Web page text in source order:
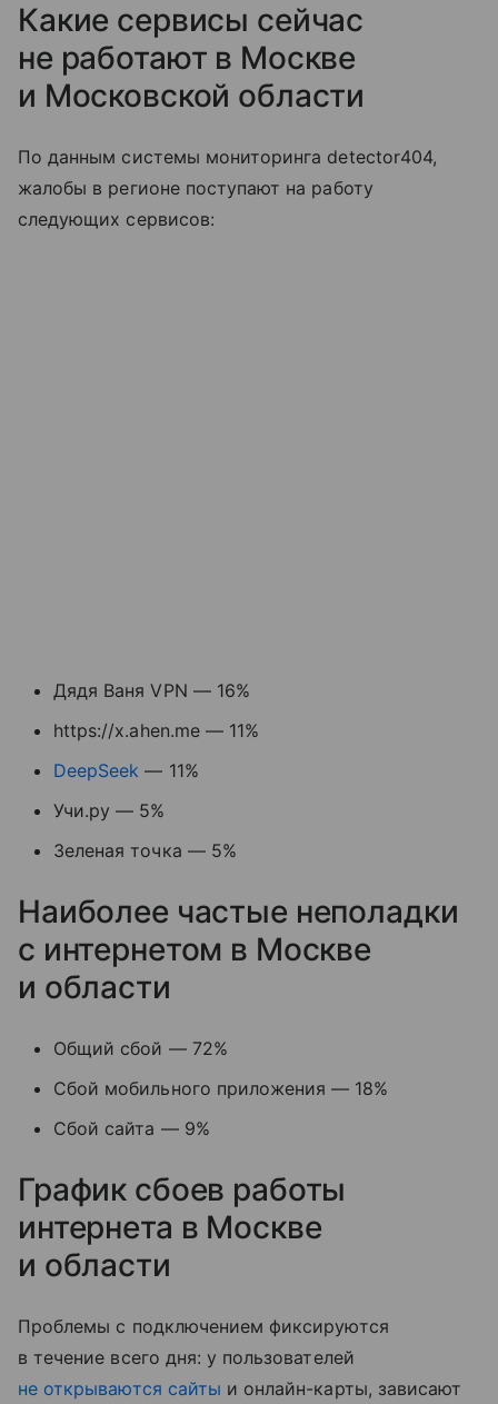
Какие сервисы сейчас
не работают в Москве
и Московской области
По данным системы мониторинга detector404,
жалобы в регионе поступают на работу
следующих сервисов:
Дядя Ваня VPN — 16%
https://x.ahen.me — 11%
DeepSeek — 11%
Учи.ру — 5%
Зеленая точка — 5%
Наиболее частые неполадки
с интернетом в Москве
и области
Общий сбой — 72%
Сбой мобильного приложения — 18%
Сбой сайта — 9%
График сбоев работы
интернета в Москве
и области
Проблемы с подключением фиксируются
в течение всего дня: у пользователей
не открываются сайты и онлайн-карты, зависают